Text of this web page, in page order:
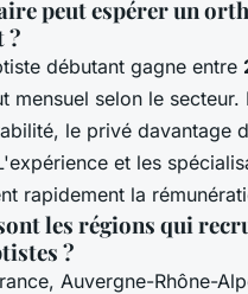
peut espérer un
?
débutant gagne entre
mensuel selon le
le privé davantage
et les
rapidement la
les régions qui
?
Auvergne-Rhône-